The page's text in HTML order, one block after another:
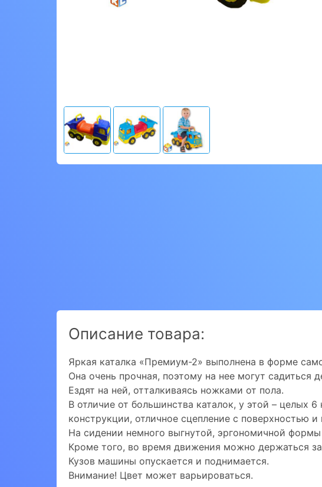
Описание товара:
Яркая каталка «Премиум-2» выполнена в форме
Она очень прочная, поэтому на нее могут садиться
Ездят на ней, отталкиваясь ножками от пола.
В отличие от большинства каталок, у этой – целых
конструкции, отличное сцепление с поверхностью и
На сидении немного выгнутой, эргономичной
Кроме того, во время движения можно держаться
Кузов машины опускается и поднимается.
Внимание! Цвет может варьироваться.